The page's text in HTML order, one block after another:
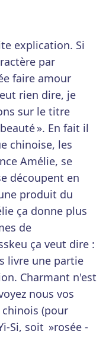
explication. Si
par
faire amour
rien dire, je
sur le titre
». En fait il
chinoise, les
Amélie, se
découpent en
produit du
ça donne plus
de
ça veut dire :
livre une partie
Charmant n'est
nous vos
(pour
Si, soit »rosée -